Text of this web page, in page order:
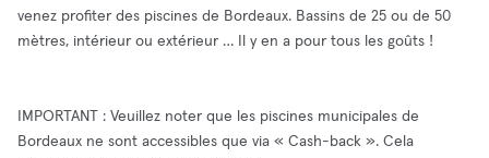
venez profiter des piscines de Bordeaux. Bassins de 25 ou de 50
mètres, intérieur ou extérieur … Il y en a pour tous les goûts !
IMPORTANT : Veuillez noter que les piscines municipales de
Bordeaux ne sont accessibles que via « Cash-back ». Cela